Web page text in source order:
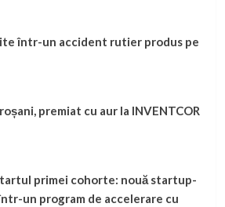
într-un accident rutier produs pe
premiat cu aur la INVENTCOR
primei cohorte: nouă startup-
un program de accelerare cu